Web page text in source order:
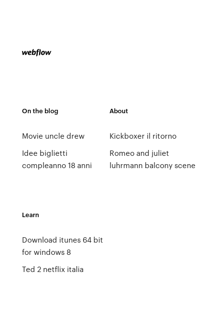
On the blog
Movie uncle drew
Idee biglietti
compleanno 18 anni
About
Kickboxer il ritorno
Romeo and juliet
luhrmann balcony scene
Learn
Download itunes 64 bit
for windows 8
Ted 2 netflix italia